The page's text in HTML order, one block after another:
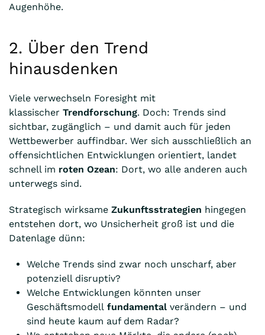
Augenhöhe.
2. Über den Trend
hinausdenken
Viele verwechseln Foresight mit
klassischer Trendforschung. Doch: Trends sind
sichtbar, zugänglich – und damit auch für jeden
Wettbewerber auffindbar. Wer sich ausschließlich an
offensichtlichen Entwicklungen orientiert, landet
schnell im roten Ozean: Dort, wo alle anderen auch
unterwegs sind.
Strategisch wirksame Zukunftsstrategien hingegen
entstehen dort, wo Unsicherheit groß ist und die
Datenlage dünn:
Welche Trends sind zwar noch unscharf, aber
potenziell disruptiv?
Welche Entwicklungen könnten unser
Geschäftsmodell fundamental verändern – und
sind heute kaum auf dem Radar?